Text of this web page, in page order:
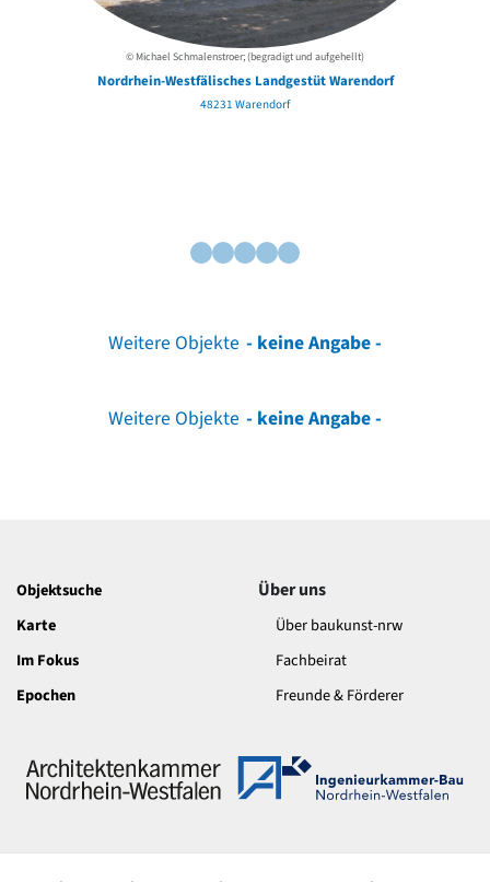
© Michael Schmalenstroer; (begradigt und aufgehellt)
Nordrhein-Westfälisches Landgestüt Warendorf
48231 Warendorf
Weitere Objekte - keine Angabe -
Weitere Objekte - keine Angabe -
Objektsuche
Karte
Im Fokus
Epochen
Über uns
Über baukunst-nrw
Fachbeirat
Freunde & Förderer